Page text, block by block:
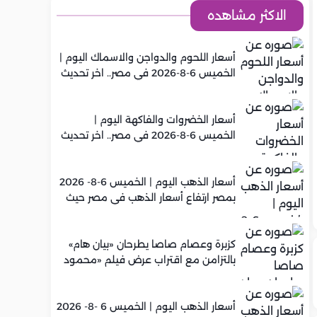
الاكثر مشاهده
أسعار اللحوم والدواجن والاسماك اليوم |
الخميس 6-8-2026 في مصر.. اخر تحديث
أسعار الخضروات والفاكهة اليوم |
الخميس 6-8-2026 في مصر.. اخر تحديث
أسعار الذهب اليوم | الخميس 6-8- 2026
بمصر ارتفاع أسعار الذهب في مصر حيث
كزبرة وعصام صاصا يطرحان «بيان هام»
بالتزامن مع اقتراب عرض فيلم «محمود
أسعار الذهب اليوم | الخميس 6 -8- 2026